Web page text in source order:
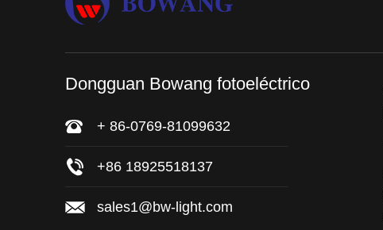
Dongguan Bowang fotoeléctrico
+ 86-0769-81099632
+86 18925518137
sales1@bw-light.com